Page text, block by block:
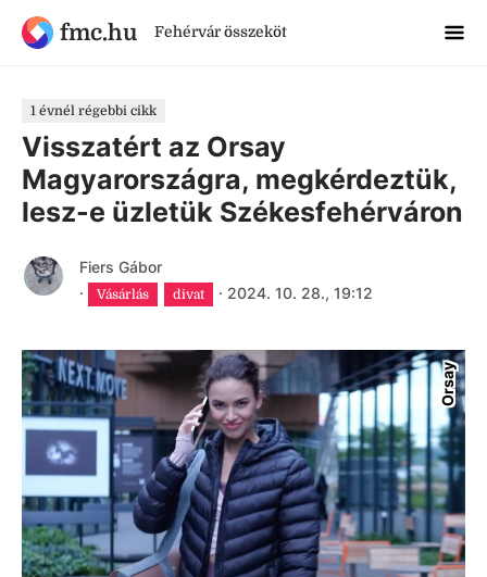
fmc.hu Fehérvár összeköt
1 évnél régebbi cikk
Visszatért az Orsay
Magyarországra, megkérdeztük,
lesz-e üzletük Székesfehérváron
Fiers Gábor
·
Vásárlás divat · 2024. 10. 28., 19:12
Orsay